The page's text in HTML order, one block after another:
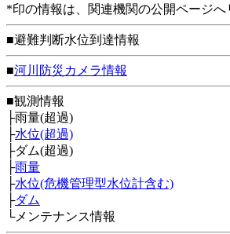
*印の情報は、関連機関の公開ページへ
■避難判断水位到達情報
■河川防災カメラ情報
■観測情報
├雨量(超過)
├水位(超過)
├ダム(超過)
├雨量
├水位(危機管理型水位計含む)
├ダム
└メンテナンス情報